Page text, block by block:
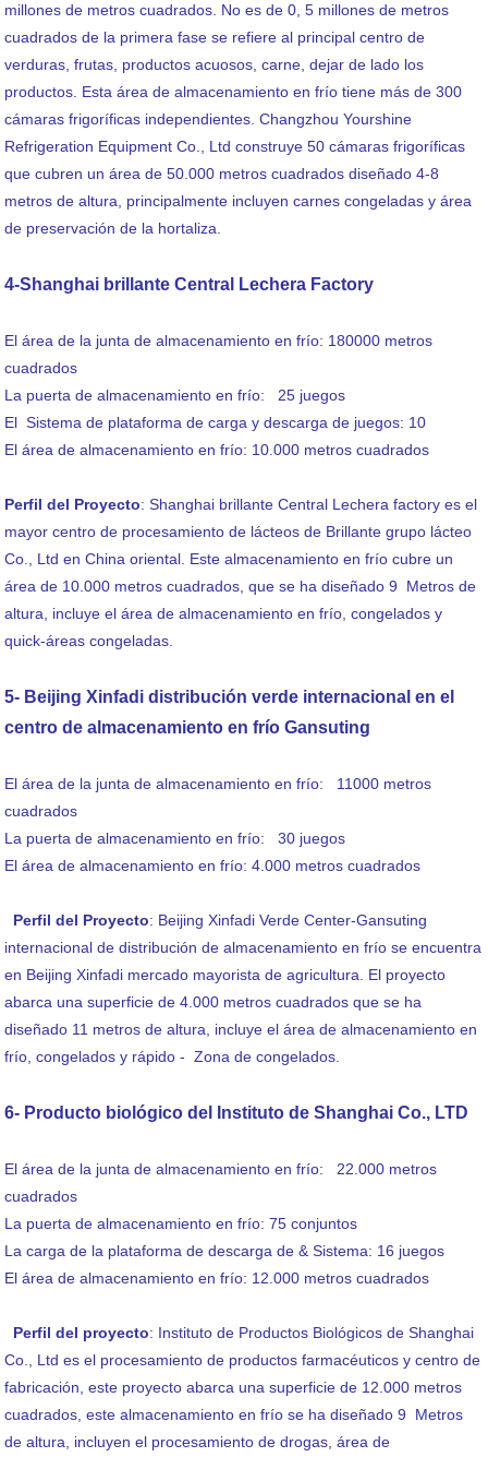
millones de metros cuadrados. No es de 0, 5 millones de metros
cuadrados de la primera fase se refiere al principal centro de
verduras, frutas, productos acuosos, carne, dejar de lado los
productos. Esta área de almacenamiento en frío tiene más de 300
cámaras frigoríficas independientes. Changzhou Yourshine
Refrigeration Equipment Co., Ltd construye 50 cámaras frigoríficas
que cubren un área de 50.000 metros cuadrados diseñado 4-8
metros de altura, principalmente incluyen carnes congeladas y área
de preservación de la hortaliza.
4-Shanghai brillante Central Lechera Factory
El área de la junta de almacenamiento en frío: 180000 metros
cuadrados
La puerta de almacenamiento en frío: 25 juegos
El Sistema de plataforma de carga y descarga de juegos: 10
El área de almacenamiento en frío: 10.000 metros cuadrados
Perfil del Proyecto: Shanghai brillante Central Lechera factory es el
mayor centro de procesamiento de lácteos de Brillante grupo lácteo
Co., Ltd en China oriental. Este almacenamiento en frío cubre un
área de 10.000 metros cuadrados, que se ha diseñado 9 Metros de
altura, incluye el área de almacenamiento en frío, congelados y
quick-áreas congeladas.
5- Beijing Xinfadi distribución verde internacional en el
centro de almacenamiento en frío Gansuting
El área de la junta de almacenamiento en frío: 11000 metros
cuadrados
La puerta de almacenamiento en frío: 30 juegos
El área de almacenamiento en frío: 4.000 metros cuadrados
Perfil del Proyecto: Beijing Xinfadi Verde Center-Gansuting
internacional de distribución de almacenamiento en frío se encuentra
en Beijing Xinfadi mercado mayorista de agricultura. El proyecto
abarca una superficie de 4.000 metros cuadrados que se ha
diseñado 11 metros de altura, incluye el área de almacenamiento en
frío, congelados y rápido - Zona de congelados.
6- Producto biológico del Instituto de Shanghai Co., LTD
El área de la junta de almacenamiento en frío: 22.000 metros
cuadrados
La puerta de almacenamiento en frío: 75 conjuntos
La carga de la plataforma de descarga de & Sistema: 16 juegos
El área de almacenamiento en frío: 12.000 metros cuadrados
Perfil del proyecto: Instituto de Productos Biológicos de Shanghai
Co., Ltd es el procesamiento de productos farmacéuticos y centro de
fabricación, este proyecto abarca una superficie de 12.000 metros
cuadrados, este almacenamiento en frío se ha diseñado 9 Metros
de altura, incluyen el procesamiento de drogas, área de